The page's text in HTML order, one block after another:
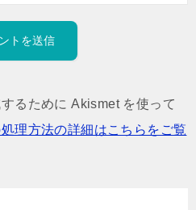
るために Akismet を使って
理方法の詳細はこちらをご覧